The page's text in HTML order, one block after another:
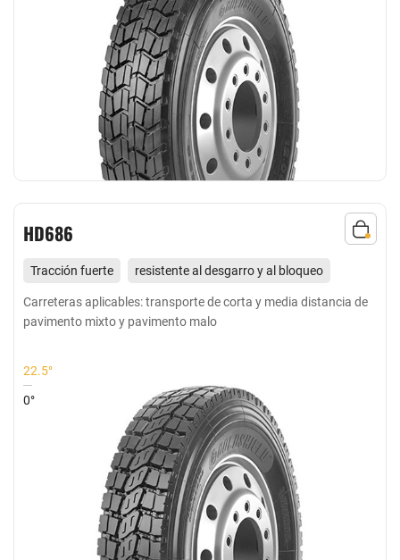
HD686
Tracción fuerte
resistente al desgarro y al bloqueo
Adecuado para todas las ruedas para distancias cortas y
medias en carreteras pavimentadas y mixtas
Carreteras aplicables: transporte de corta y media distancia de
pavimento mixto y pavimento malo
22.5°
0°